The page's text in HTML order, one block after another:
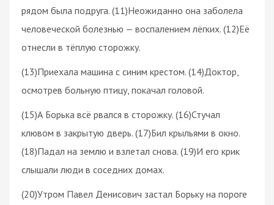
рядом была подруга. (11)Неожиданно она заболела
человеческой болезнью — воспалением лёгких. (12)Её
отнесли в тёплую сторожку.
(13)Приехала машина с синим крестом. (14)Доктор,
осмотрев больную птицу, покачал головой.
(15)А Борька всё рвался в сторожку. (16)Стучал
клювом в закрытую дверь. (17)Бил крыльями в окно.
(18)Падал на землю и взлетал снова. (19)И его крик
слышали люди в соседних домах.
(20)Утром Павел Денисович застал Борьку на пороге